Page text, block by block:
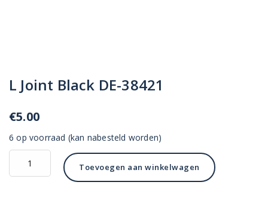
L Joint Black DE-38421
€5.00
6 op voorraad (kan nabesteld worden)
L
Joint
Toevoegen aan winkelwagen